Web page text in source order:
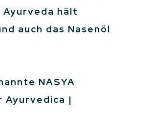
hält
auch das Nasenöl
NASYA
Ayurvedica |